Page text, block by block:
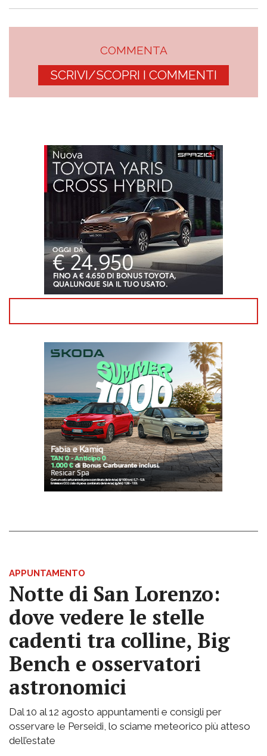
COMMENTA
SCRIVI/SCOPRI I COMMENTI
APPUNTAMENTO
Notte di San Lorenzo:
dove vedere le stelle
cadenti tra colline, Big
Bench e osservatori
astronomici
Dal 10 al 12 agosto appuntamenti e consigli per
osservare le Perseidi, lo sciame meteorico più atteso
dell’estate